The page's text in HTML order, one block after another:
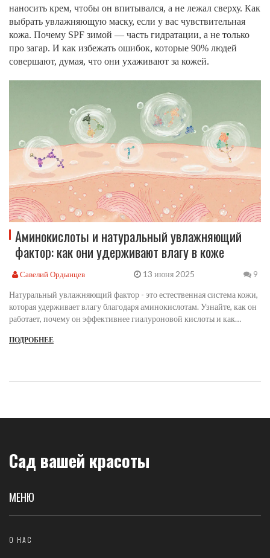
наносить крем, чтобы он впитывался, а не лежал сверху. Как
выбрать увлажняющую маску, если у вас чувствительная
кожа. Почему SPF зимой — часть гидратации, а не только
про загар. И как избежать ошибок, которые 90% людей
совершают, думая, что они ухаживают за кожей.
Аминокислоты и натуральный увлажняющий
фактор: как они удерживают влагу в коже
Савелий Ордынцев 13 июня 2025 9
Натуральный увлажняющий фактор - это естественная система кожи,
которая удерживает влагу благодаря аминокислотам. Узнайте, как он
работает, почему он эффективнее гиалуроновой кислоты и как
ПОДРОБНЕЕ
Сад вашей красоты
МЕНЮ
О НАС